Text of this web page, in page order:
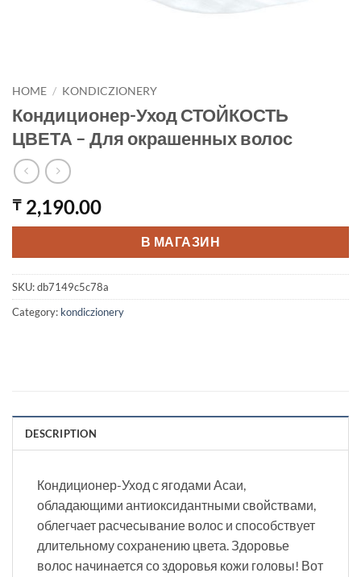
HOME / KONDICZIONERY
Кондиционер-Уход СТОЙКОСТЬ
ЦВЕТА – Для окрашенных волос
₸ 2,190.00
В МАГАЗИН
SKU:db7149c5c78a
Category: kondiczionery
DESCRIPTION
Кондиционер-Уход с ягодами Асаи,
обладающими антиоксидантными свойствами,
облегчает расчесывание волос и способствует
длительному сохранению цвета. Здоровье
волос начинается со здоровья кожи головы! Вот